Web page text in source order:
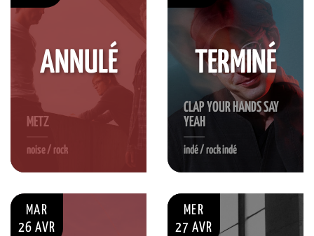
METZ
noise / rock
ANNULÉ
CLAP YOUR HANDS SAY
YEAH
indé / rock indé
TERMINÉ
MAR
26 AVR
MER
27 AVR